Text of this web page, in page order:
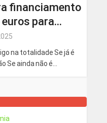
financiamento
para...
na totalidade Se já é
ainda não é...